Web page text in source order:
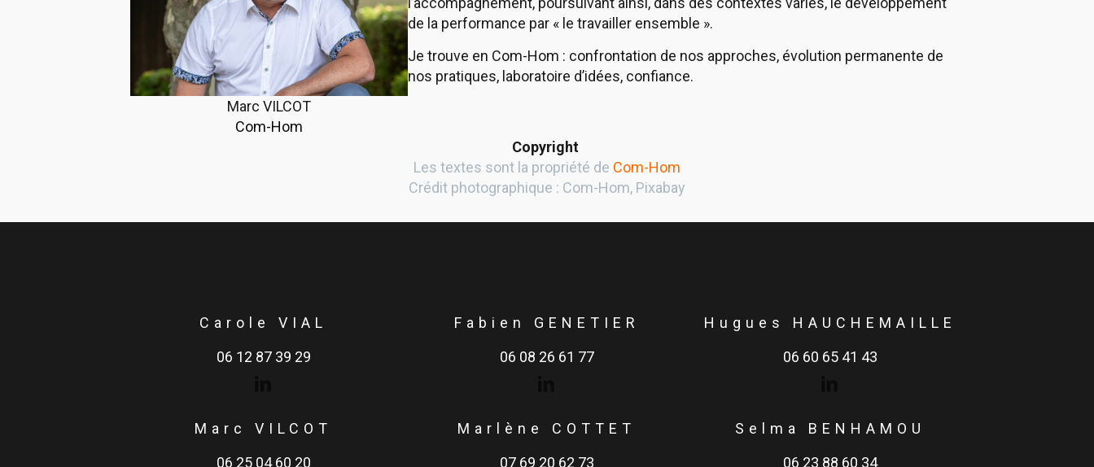
Marc VILCOT
Com-Hom
de la performance par « le travailler ensemble ».
Je trouve en Com-Hom : confrontation de nos approches, évolution permanente de
nos pratiques, laboratoire d’idées, confiance.
Copyright
Les textes sont la propriété de Com-Hom
Crédit photographique : Com-Hom, Pixabay
Carole VIAL
06 12 87 39 29
Marc VILCOT
06 25 04 60 20
Fabien GENETIER
06 08 26 61 77
Marlène COTTET
07 69 20 62 73
Hugues HAUCHEMAILLE
06 60 65 41 43
Selma BENHAMOU
06 23 88 60 34